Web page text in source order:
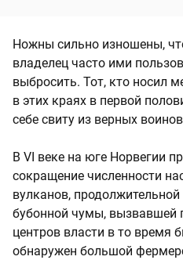
Ножны сильно изношены,
владелец часто ими
выбросить. Тот, кто носил
в этих краях в первой
себе свиту из верных
В VI веке на юге Норвегии
сокращение численности
вулканов,
бубонной чумы,
центров власти в то время
обнаружен большой